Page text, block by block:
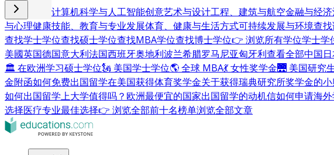
商业与管理 计算机科学与人工智能创意艺术与设计工程、建筑与航空金融与经济
与心理健康技能、教育与专业发展体育、健康与生活方式可持续发展与环境查
查找学士学位查找硕士学位查找MBA学位查找博士学位👉 浏览所有学位学士学
美國英国德国意大利法国西班牙奥地利波兰希腊罗马尼亚匈牙利查看全部中国
🏛 在欧洲学习硕士学位🗽 美国学士学位🌎 全球 MBA💃 女性奖学金🌉 美国研究
金附函如何免费出国留学在美国获得体育奖学金关于获得瑞典研究所奖学金的
如何出国留学上大学值得吗？ 欧洲最便宜的国家出国留学的动机信如何申请海
选择医疗专业最佳选择👉 浏览全部前十名榜单浏览全部文章